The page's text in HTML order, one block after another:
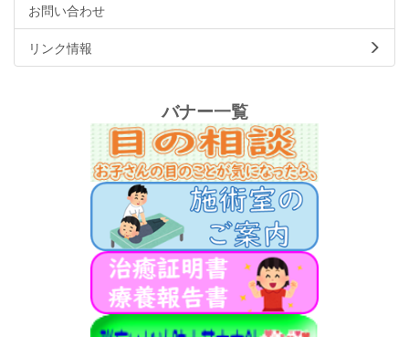
お問い合わせ
リンク情報
バナー一覧